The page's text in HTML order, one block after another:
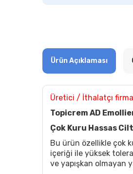
Ürün Açıklaması
Üretici / İthalatçı
Topicrem AD
Çok Kuru Hassas
Bu ürün özellikle çok
içeriği ile yüksek
ve yapışkan olmayan